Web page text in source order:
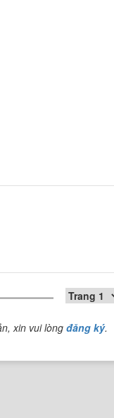
xin vui lòngđăng ký.